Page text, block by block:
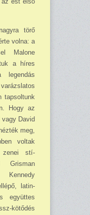
törő
volna: a
Malone
a híres
tapsoltunk
Hogy az
vagy David
meg,
voltak
zenei stí­
Grisman
latin-
együttes
kötődés